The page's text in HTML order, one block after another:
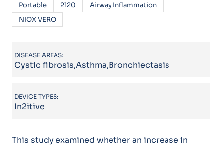
Portable
2120
Airway Inflammation
NIOX VERO
DISEASE AREAS:
Cystic fibrosis,Asthma,Bronchiectasis
DEVICE TYPES:
In2itive
This study examined whether an increase in